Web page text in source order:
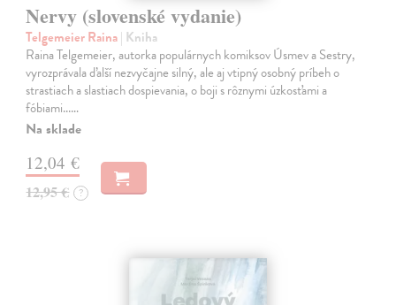
Nervy (slovenské vydanie)
Telgemeier Raina| Kniha
Raina Telgemeier, autorka populárnych komiksov Úsmev a Sestry,
vyrozprávala ďalší nezvyčajne silný, ale aj vtipný osobný príbeh o
strastiach a slastiach dospievania, o boji s rôznymi úzkosťami a
fóbiami...…
Na sklade
12,04 €
12,95 € ?